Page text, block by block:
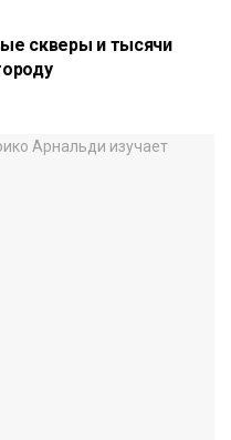
скверы и тысячи